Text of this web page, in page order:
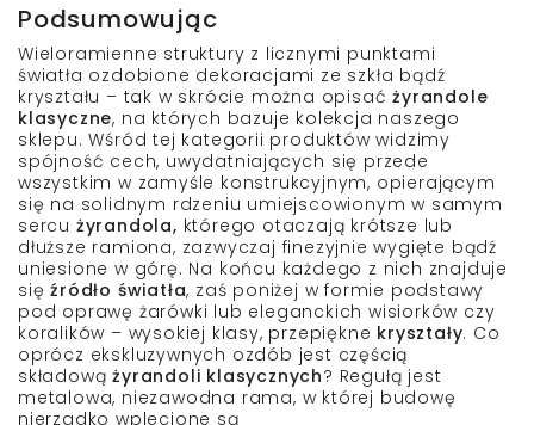
Podsumowując
Wieloramienne struktury z licznymi punktami
światła ozdobione dekoracjami ze szkła bądź
kryształu – tak w skrócie można opisaćżyrandole
klasyczne, na których bazuje kolekcja naszego
sklepu. Wśród tej kategorii produktów widzimy
spójność cech, uwydatniających się przede
wszystkim w zamyśle konstrukcyjnym, opierającym
się na solidnym rdzeniu umiejscowionym w samym
sercu żyrandola, którego otaczają krótsze lub
dłuższe ramiona, zazwyczaj finezyjnie wygięte bądź
uniesione w górę. Na końcu każdego z nich znajduje
się źródło światła, zaś poniżej w formie podstawy
pod oprawę żarówki lub eleganckich wisiorków czy
koralików – wysokiej klasy, przepiękne kryształy. Co
oprócz ekskluzywnych ozdób jest częścią
składowążyrandoli klasycznych? Regułą jest
metalowa, niezawodna rama, w której budowę
nierzadko wplecione są